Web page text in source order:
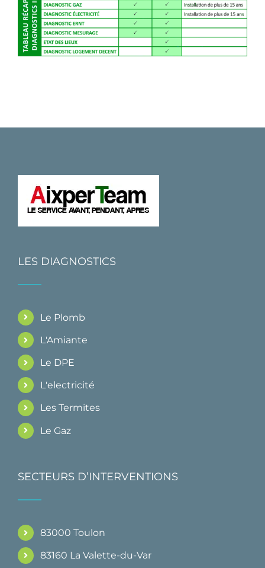
LES DIAGNOSTICS
Le Plomb
L'Amiante
Le DPE
L'electricité
Les Termites
Le Gaz
SECTEURS D’INTERVENTIONS
83000 Toulon
83160 La Valette-du-Var